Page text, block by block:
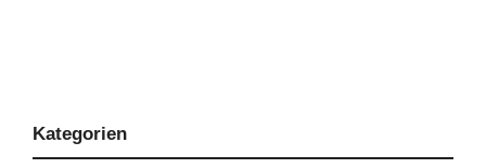
Kategorien